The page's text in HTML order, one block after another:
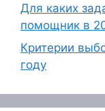
Для каких
помощник в
Критерии
году